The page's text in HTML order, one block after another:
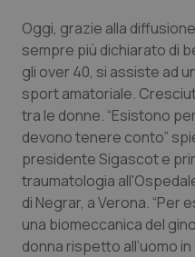
Piemonte
Provincia
Provincia
Puglia
Sardegna
HIV
Infezioni & Febbre
Ipertensione &
Malattie rare
Malattia di Crohn
Oggi, grazie alla
sempre più dichiarato di
gli over 40, si assiste ad
sport amatoriale.
tra le donne. “Esistono
devono tenere conto”
presidente Sigascot e
traumatologia
di Negrar, a Verona. “Per
una biomeccanica del
donna rispetto all’uomo